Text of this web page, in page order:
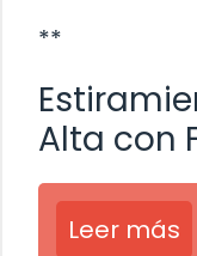
**
Alta con
Leer más